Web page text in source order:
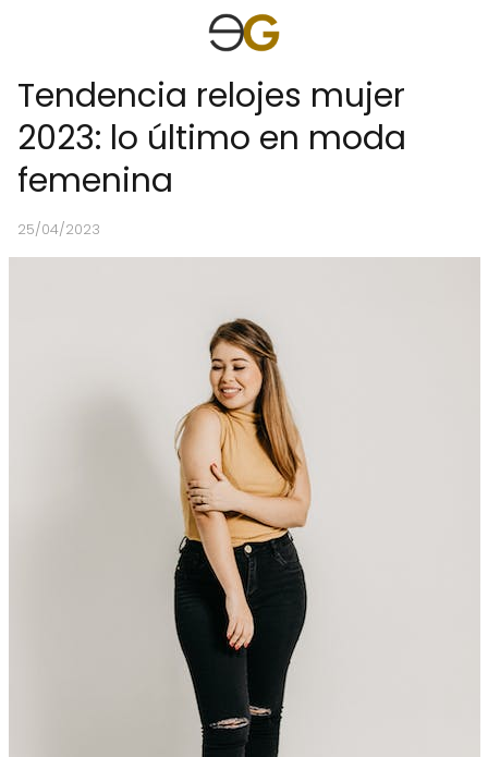
Tendencia relojes mujer
2023: lo último en moda
femenina
25/04/2023